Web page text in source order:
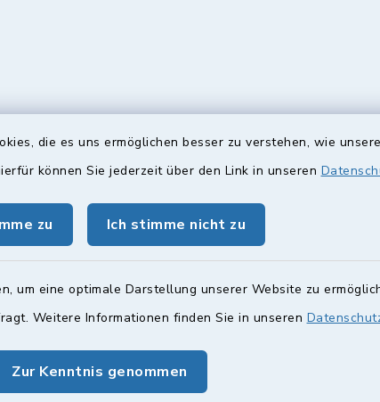
die es uns ermöglichen besser zu verstehen, wie
können Sie jederzeit über den Link in unseren
zu Ich stimme nicht zu
um eine optimale Darstellung unserer Website zu
Weitere Informationen finden Sie in unseren
Zur Kenntnis genommen
Bürgersprechstunde
Sprechstunde:
Weitere Informationen finden Sie hier.